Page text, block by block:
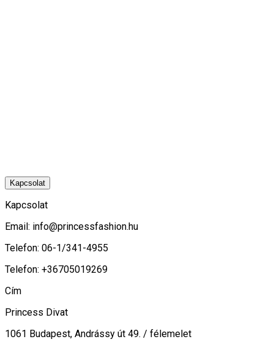
Kapcsolat
Kapcsolat
Email: info@princessfashion.hu
Telefon: 06-1/341-4955
Telefon: +36705019269
Cím
Princess Divat
1061 Budapest, Andrássy út 49. / félemelet